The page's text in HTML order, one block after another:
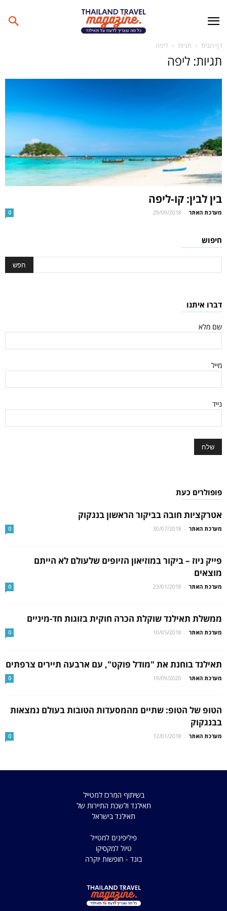
דף הבית תגיות ליפה
תגיות: ליפה
בין לבין: קו-ליפה
מערכת האתר -
29/09/2018
0
חיפוש
דברו איתנו
שם מלא
מייל
נייד
פופולרים כעת
אטרקציות חובה בביקור הראשון בנגקוק
מערכת האתר -
30/07/2018
0
פייק ניוז – ביקור במוזיאון הזיופים שלעולם לא הייתם
מוצאים
מערכת האתר -
23/01/2018
0
ממשלת תאילנד שוקלת הכרה חוקית בזוגות חד-מיניים
מערכת האתר -
10/05/2018
0
תאילנד בוחנת את "מודל פוקט", עם ארבעה תיירים צרפתים
מערכת האתר -
19/09/2020
0
הטופ של הטופ: שתיים מהמסעדות הטובות בעולם נמצאות
בבנגקוק
מערכת האתר -
12/01/2018
0
בשיתוף המרכז למטייל
תאילנד ולשכת התיירות של
תאילנד בישראל
פיליפינים למטייל
טיול למקסיקו
בונד - חופשות יוקרה